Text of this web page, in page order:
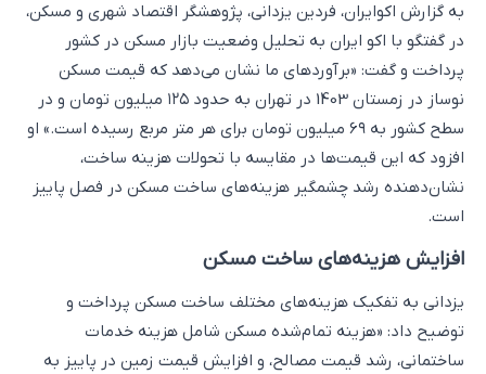
به گزارش اکوایران، فردین یزدانی، پژوهشگر اقتصاد شهری و مسکن،
در گفتگو با اکو ایران به تحلیل وضعیت بازار مسکن در کشور
پرداخت و گفت: «برآوردهای ما نشان می‌دهد که قیمت مسکن
نوساز در زمستان 1403 در تهران به حدود ۱۲۵ میلیون تومان و در
سطح کشور به ۶۹ میلیون تومان برای هر متر مربع رسیده است.» او
افزود که این قیمت‌ها در مقایسه با تحولات هزینه ساخت،
نشان‌دهنده رشد چشمگیر هزینه‌های ساخت مسکن در فصل پاییز
است.
افزایش هزینه‌های ساخت مسکن
یزدانی به تفکیک هزینه‌های مختلف ساخت مسکن پرداخت و
توضیح داد: «هزینه تمام‌شده مسکن شامل هزینه خدمات
ساختمانی، رشد قیمت مصالح، و افزایش قیمت زمین در پاییز به